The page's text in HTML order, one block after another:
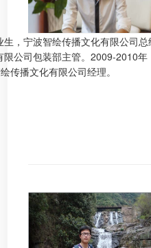
，宁波智绘传播文化有限公司
公司包装部主管。2009-2010
传播文化有限公司经理。